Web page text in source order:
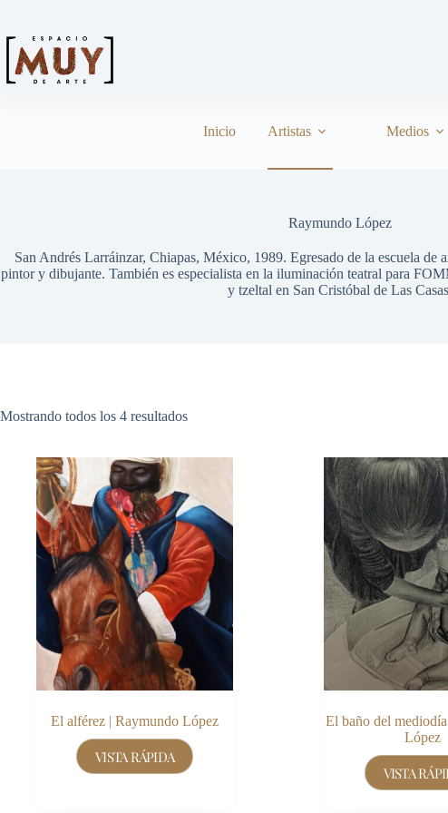
Inicio Artistas Medios
Raymundo López
San Andrés Larráinzar, Chiapas, México, 1989. Egresado de la escuela
pintor y dibujante. También es especialista en la iluminación teatral para
y tzeltal en San Cristóbal de Las
Mostrando todos los 4 resultados
El alférez | Raymundo López
VISTA RÁPIDA
El baño del
López
VISTA